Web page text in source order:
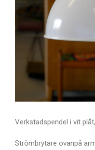
Verkstadspendel i vit
Strömbrytare ovanpå